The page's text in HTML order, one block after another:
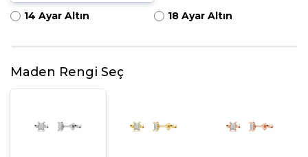
14 Ayar Altın 18 Ayar Altın
Maden Rengi Seç